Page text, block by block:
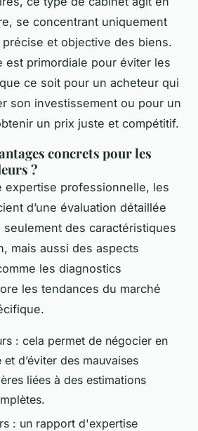
se concentrant uniquement
et objective des biens.
est primordiale pour éviter les
ce soit pour un acheteur qui
son investissement ou pour un
un prix juste et compétitif.
concrets pour les
?
expertise professionnelle, les
d’une évaluation détaillée
des caractéristiques
mais aussi des aspects
les diagnostics
les tendances du marché
: cela permet de négocier en
d’éviter des mauvaises
liées à des estimations
: un rapport d'expertise